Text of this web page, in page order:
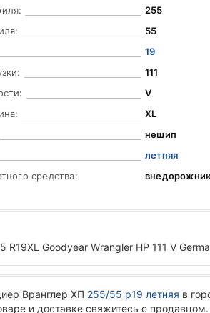
255
55
19
111
V
XL
нешип
летняя
средства:
внедорожник
Goodyear Wrangler HP 111 V
Вранглер ХП 255/55 р19 летняя в
и доставке свяжитесь с продавцом.